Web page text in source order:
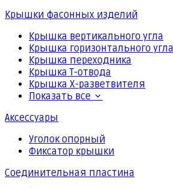
Крышки фасонных изделий
Крышка вертикального угла
Крышка горизонтального угла
Крышка переходника
Крышка Т-отвода
Крышка Х-разветвителя
Показать все
Аксессуары
Уголок опорный
Фиксатор крышки
Соединительная пластина